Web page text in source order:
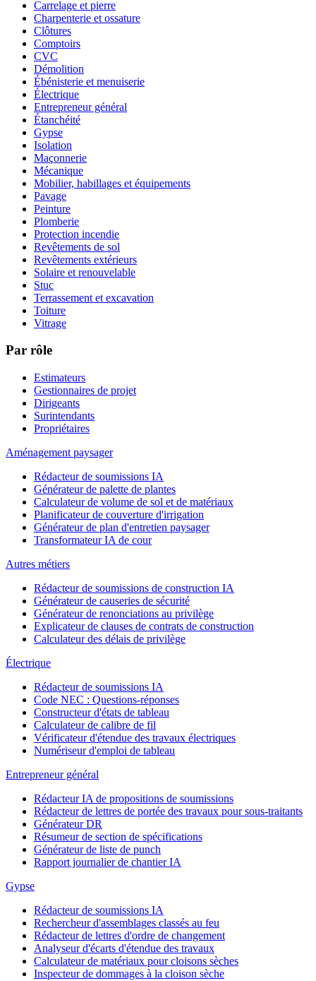
Carrelage et pierre
Charpenterie et ossature
Clôtures
Comptoirs
CVC
Démolition
Ébénisterie et menuiserie
Électrique
Entrepreneur général
Étanchéité
Gypse
Isolation
Maçonnerie
Mécanique
Mobilier, habillages et équipements
Pavage
Peinture
Plomberie
Protection incendie
Revêtements de sol
Revêtements extérieurs
Solaire et renouvelable
Stuc
Terrassement et excavation
Toiture
Vitrage
Par rôle
Estimateurs
Gestionnaires de projet
Dirigeants
Surintendants
Propriétaires
Aménagement paysager
Rédacteur de soumissions IA
Générateur de palette de plantes
Calculateur de volume de sol et de matériaux
Planificateur de couverture d'irrigation
Générateur de plan d'entretien paysager
Transformateur IA de cour
Autres métiers
Rédacteur de soumissions de construction IA
Générateur de causeries de sécurité
Générateur de renonciations au privilège
Explicateur de clauses de contrats de construction
Calculateur des délais de privilège
Électrique
Rédacteur de soumissions IA
Code NEC : Questions-réponses
Constructeur d'états de tableau
Calculateur de calibre de fil
Vérificateur d'étendue des travaux électriques
Numériseur d'emploi de tableau
Entrepreneur général
Rédacteur IA de propositions de soumissions
Rédacteur de lettres de portée des travaux pour sous-traitants
Générateur DR
Résumeur de section de spécifications
Générateur de liste de punch
Rapport journalier de chantier IA
Gypse
Rédacteur de soumissions IA
Rechercheur d'assemblages classés au feu
Rédacteur de lettres d'ordre de changement
Analyseur d'écarts d'étendue des travaux
Calculateur de matériaux pour cloisons sèches
Inspecteur de dommages à la cloison sèche